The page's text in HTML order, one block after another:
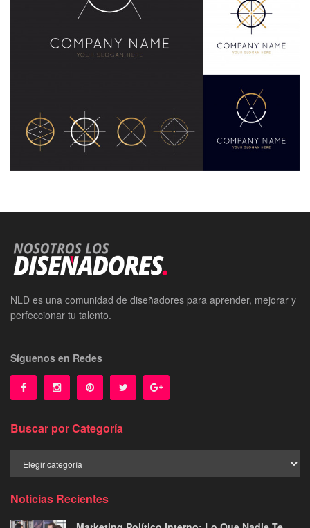
NLD es una comunidad de diseñadores para aprender, mejorar y
perfeccionar tu talento.
Síguenos en Redes
Buscar por Categoría
por
Noticias Recientes